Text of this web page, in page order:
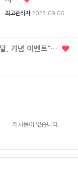
최고관리자 2023-09-06
, 기념 이벤트"…
게시물이 없습니다.